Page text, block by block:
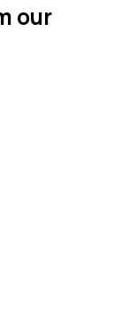
our